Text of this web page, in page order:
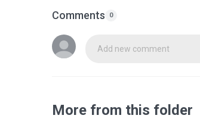
Comments 0
Add new comment
More from this folder